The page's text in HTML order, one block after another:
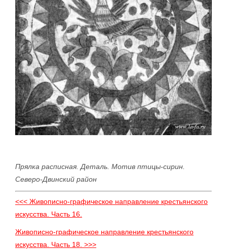
Прялка расписная. Деталь. Мотив птицы-сирин.
Северо-Двинский район
<<< Живописно-графическое направление крестьянского
искусства. Часть 16.
Живописно-графическое направление крестьянского
искусства. Часть 18. >>>